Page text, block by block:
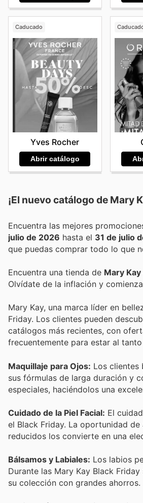
Caducado
Yves Rocher
Abrir catálogo
¡El nuevo catálogo de Mary
julio de 2026 hasta el 31 de julio
que puedas comprar todo lo que
Encuentra una tienda de Mary Kay
Olvídate de la inflación y
Mary Kay, una marca líder en
Friday. Los clientes pueden
catálogos más recientes, con
frecuentemente para estar al
Maquillaje para Ojos: Los clientes
sus fórmulas de larga duración y
especiales, haciéndolos una
Cuidado de la Piel Facial: El
el Black Friday. La oportunidad
reducidos los convierte en una
Bálsamos y Labiales: Los labios
Durante las Mary Kay Black
su colección con grandes ahorros.